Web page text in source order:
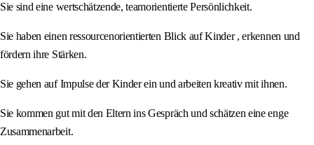
Sie sind eine wertschätzende, teamorientierte Persönlichkeit.
Sie haben einen ressourcenorientierten Blick auf Kinder , erkennen und
fördern ihre Stärken.
Sie gehen auf Impulse der Kinder ein und arbeiten kreativ mit ihnen.
Sie kommen gut mit den Eltern ins Gespräch und schätzen eine enge
Zusammenarbeit.